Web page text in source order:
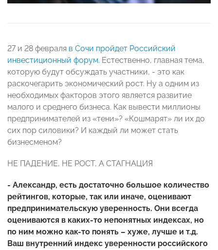
27 и 28 февраля в Сочи пройдет Российский
инвестиционный форум. Естественно, главная тема,
которую будут обсуждать участники, - это как
раскочегарить экономический рост. Ну а одним из
необходимых факторов этого является развитие
малого и среднего бизнеса. Как вывести миллионы
предпринимателей из «тени»? «Кошмарят» ли их до
сих пор силовики? И каждый ли может стать
бизнесменом?
НЕ ПАДЕНИЕ, НЕ РОСТ, А СТАГНАЦИЯ
- Александр, есть достаточно большое количество
рейтингов, которые, так или иначе, оценивают
предпринимательскую уверенность. Они всегда
оцениваются в каких-то непонятных индексах, но
по ним можно как-то понять – хуже, лучше и т.д.
Ваш внутренний индекс уверенности российского